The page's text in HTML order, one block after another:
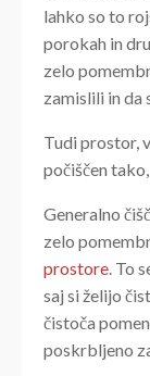
lahko so to
porokah in
zelo
zamislili in da
Tudi prostor,
počiščen
Generalno
zelo
prostore. To
saj si želijo
čistoča
poskrbljeno